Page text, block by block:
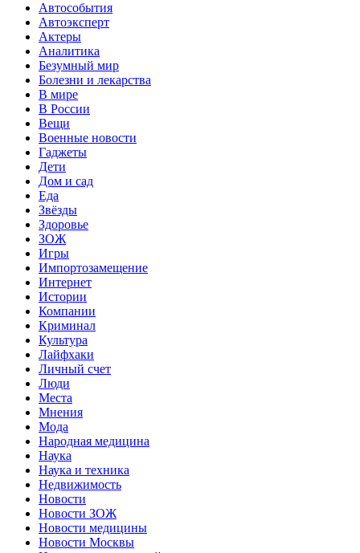
Автособытия
Автоэксперт
Актеры
Аналитика
Безумный мир
Болезни и лекарства
В мире
В России
Вещи
Военные новости
Гаджеты
Дети
Дом и сад
Еда
Звёзды
Здоровье
ЗОЖ
Игры
Импортозамещение
Интернет
Истории
Компании
Криминал
Культура
Лайфхаки
Личный счет
Люди
Места
Мнения
Мода
Народная медицина
Наука
Наука и техника
Недвижимость
Новости
Новости ЗОЖ
Новости медицины
Новости Москвы